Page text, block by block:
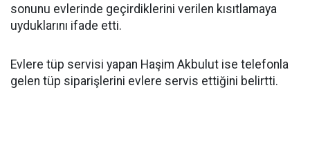
sonunu evlerinde geçirdiklerini verilen kısıtlamaya
uyduklarını ifade etti.
Evlere tüp servisi yapan Haşim Akbulut ise telefonla
gelen tüp siparişlerini evlere servis ettiğini belirtti.